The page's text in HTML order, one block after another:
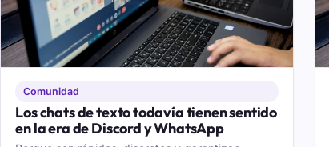
Comunidad
Los chats de texto todavía tienen sentido
en la era de Discord y WhatsApp